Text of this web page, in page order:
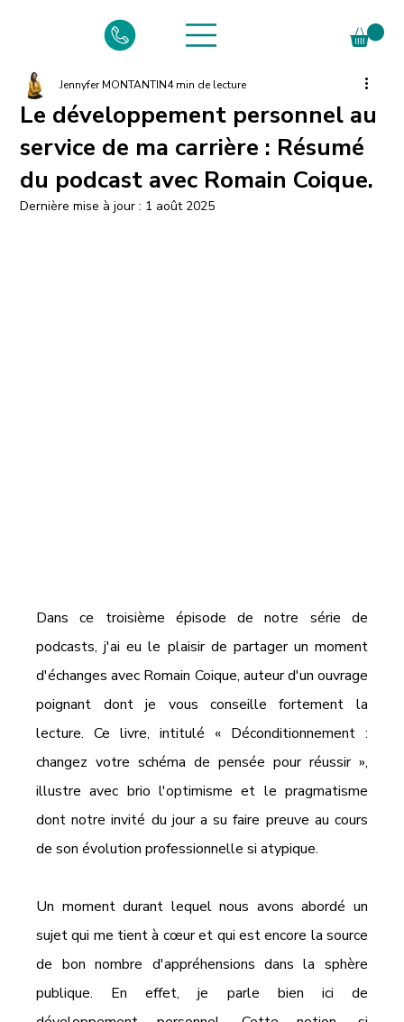
Le développement personnel au
service de ma carrière : Résumé
du podcast avec Romain Coique.
Jennyfer MONTANTIN4 min de lecture
Dernière mise à jour : 1 août 2025
Dans ce troisième épisode de notre série de
podcasts, j'ai eu le plaisir de partager un moment
d'échanges avec Romain Coique, auteur d'un ouvrage
poignant dont je vous conseille fortement la
lecture. Ce livre, intitulé « Déconditionnement :
changez votre schéma de pensée pour réussir »,
illustre avec brio l'optimisme et le pragmatisme
dont notre invité du jour a su faire preuve au cours
de son évolution professionnelle si atypique.
Un moment durant lequel nous avons abordé un
sujet qui me tient à cœur et qui est encore la source
de bon nombre d'appréhensions dans la sphère
publique. En effet, je parle bien ici de